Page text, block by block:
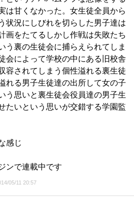
は甘くなかった。女生徒全員から
状況にしびれを切らした男子達は
画をたてるしかし作戦は失敗たち
う裏の生徒会に捕らえられてしま
会によって学校の中にある旧校舎
容されてしまう個性溢れる裏生徒
れる男子生徒達の出所して女の子
う思いと裏生徒会役員達の男子生
たいという思いが交錯する学園監
感じ
ンで連載中です
05/11 20:57